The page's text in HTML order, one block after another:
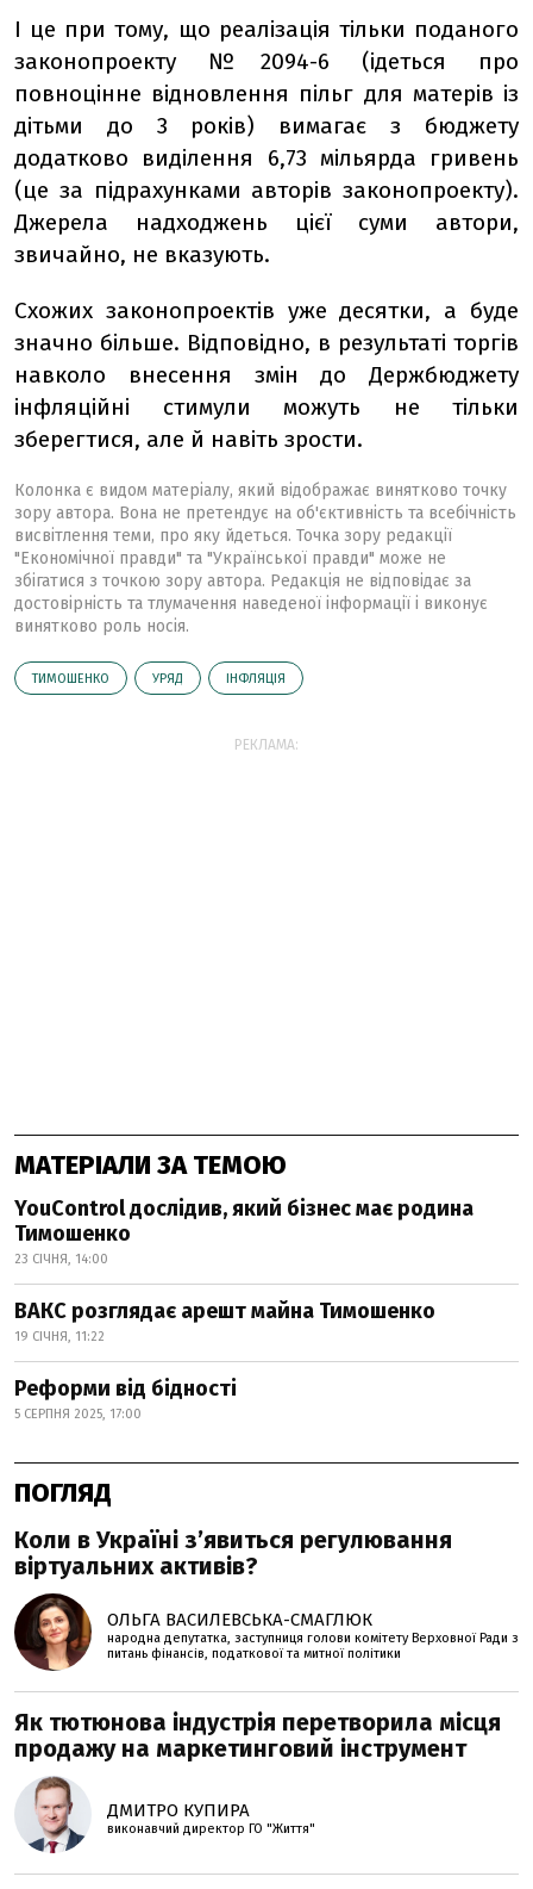
І це при тому, що реалізація тільки поданого
законопроекту №2094-6 (ідеться про
повноцінне відновлення пільг для матерів із
дітьми до 3 років) вимагає з бюджету
додатково виділення 6,73 мільярда гривень
(це за підрахунками авторів законопроекту).
Джерела надходжень цієї суми автори,
звичайно, не вказують.
Схожих законопроектів уже десятки, а буде
значно більше. Відповідно, в результаті торгів
навколо внесення змін до Держбюджету
інфляційні стимули можуть не тільки
зберегтися, але й навіть зрости.
Колонка є видом матеріалу, який відображає винятково точку
зору автора. Вона не претендує на об'єктивність та всебічність
висвітлення теми, про яку йдеться. Точка зору редакції
"Економічної правди" та "Української правди" може не
збігатися з точкою зору автора. Редакція не відповідає за
достовірність та тлумачення наведеної інформації і виконує
винятково роль носія.
ТИМОШЕНКО УРЯД ІНФЛЯЦІЯ
РЕКЛАМА:
МАТЕРІАЛИ ЗА ТЕМОЮ
YouControl дослідив, який бізнес має родина
Тимошенко
23 СІЧНЯ, 14:00
ВАКС розглядає арешт майна Тимошенко
19 СІЧНЯ, 11:22
Реформи від бідності
5 СЕРПНЯ 2025, 17:00
ПОГЛЯД
Коли в Україні з’явиться регулювання
віртуальних активів?
ОЛЬГА ВАСИЛЕВСЬКА-СМАГЛЮК
народна депутатка, заступниця голови комітету Верховної Ради з
питань фінансів, податкової та митної політики
Як тютюнова індустрія перетворила місця
продажу на маркетинговий інструмент
ДМИТРО КУПИРА
виконавчий директор ГО "Життя"